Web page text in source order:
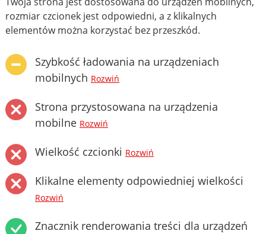
rozmiar czcionek jest odpowiedni, a z klikalnych
elementów można korzystać bez przeszkód.
Szybkość ładowania na urządzeniach
mobilnych Rozwiń
Strona przystosowana na urządzenia
mobilne Rozwiń
Wielkość czcionki Rozwiń
Klikalne elementy odpowiedniej wielkości
Rozwiń
Znacznik renderowania treści dla urządzeń